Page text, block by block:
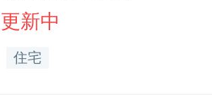
更新中
住宅